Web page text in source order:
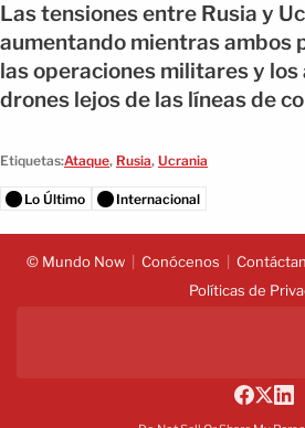
Las tensiones entre Rusia y
aumentando mientras ambos
las operaciones militares y los
drones lejos de las líneas de
Etiquetas:Ataque, Rusia, Ucrania
Lo Último Internacional
© Mundo Now Conócenos
Políticas de